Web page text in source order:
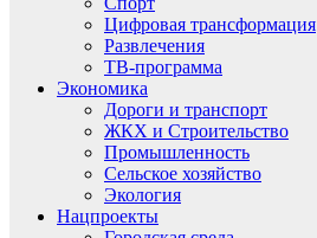
Цифровая трансформация
Развлечения
ТВ-программа
Экономика
Дороги и транспорт
ЖКХ и Строительство
Промышленность
Сельское хозяйство
Экология
Нацпроекты